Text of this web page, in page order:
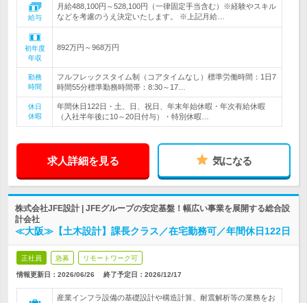
給与
月給488,100円～528,100円（一律固定手当含む）※経験やスキル
などを考慮のうえ決定いたします。 ※上記月給…
初年度
年収
892万円～968万円
勤務
時間
フルフレックスタイム制（コアタイムなし）標準労働時間：1日7
時間55分標準勤務時間帯：8:30～17…
休日
休暇
年間休日122日・土、日、祝日、年末年始休暇・年次有給休暇
（入社半年後に10～20日付与）・特別休暇…
求人詳細を見る 気になる
株式会社JFE設計 | JFEグループの安定基盤！幅広い事業を展開する総合設
計会社
≪大阪≫【土木設計】課長クラス／在宅勤務可／年間休日122日
正社員 急募 リモートワーク可
情報更新日：2026/06/26 終了予定日： 2026/12/17
産業インフラ設備の基礎設計や構造計算、耐震解析等の業務をお